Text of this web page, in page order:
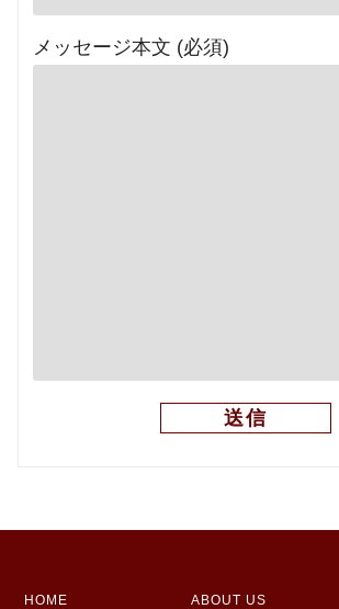
メッセージ本文 (必須)
HOME ABOUT US